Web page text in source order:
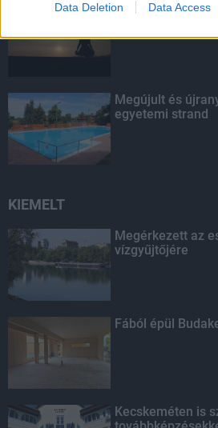
Data Deletion Data Access
Amire
Megújult és
egyetemi strand
KIEMELT
Megérkezett az
vízgyűjtőjére
Fából épül
Kecskeméten is